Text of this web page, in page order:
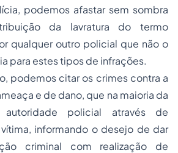
podemos afastar sem sombra
da lavratura do termo
qualquer outro policial que não o
para estes tipos de infrações.
podemos citar os crimes contra a
e de dano, que na maioria da
policial através de
informando o desejo de dar
criminal com realização de